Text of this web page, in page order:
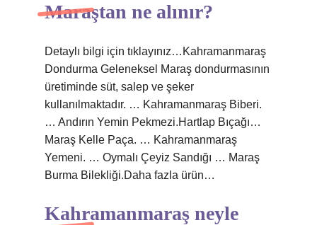
Maraştan ne alınır?
Detaylı bilgi için tıklayınız…Kahramanmaraş
Dondurma Geleneksel Maraş dondurmasının
üretiminde süt, salep ve şeker
kullanılmaktadır. … Kahramanmaraş Biberi.
… Andırın Yemin Pekmezi.Hartlap Bıçağı…
Maraş Kelle Paça. … Kahramanmaraş
Yemeni. … Oymalı Çeyiz Sandığı … Maraş
Burma Bilekliği.Daha fazla ürün…
Kahramanmaraş neyle